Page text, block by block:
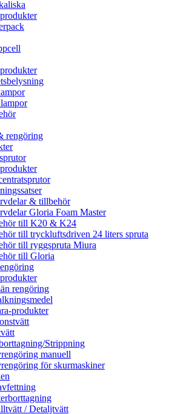
rengöring
& tillbehör
Gloria Foam Master
till K20 & K24
till tryckluftsdriven 24 liters spruta
till ryggspruta Miura
till Gloria
rengöring
produkter
Strippning
manuell
för skurmaskiner
/ Detaljtvätt